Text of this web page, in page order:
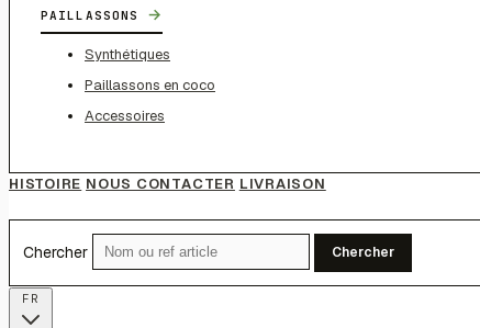
PAILLASSONS →
Synthétiques
Paillassons en coco
Accessoires
HISTOIRE NOUS CONTACTER LIVRAISON
Chercher Chercher